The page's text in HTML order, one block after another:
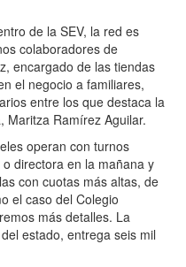
de la SEV, la red es
colaboradores de
encargado de las tiendas
el negocio a familiares,
entre los que destaca la
Maritza Ramírez Aguilar.
operan con turnos
directora en la mañana y
con cuotas más altas, de
el caso del Colegio
más detalles. La
estado, entrega seis mil